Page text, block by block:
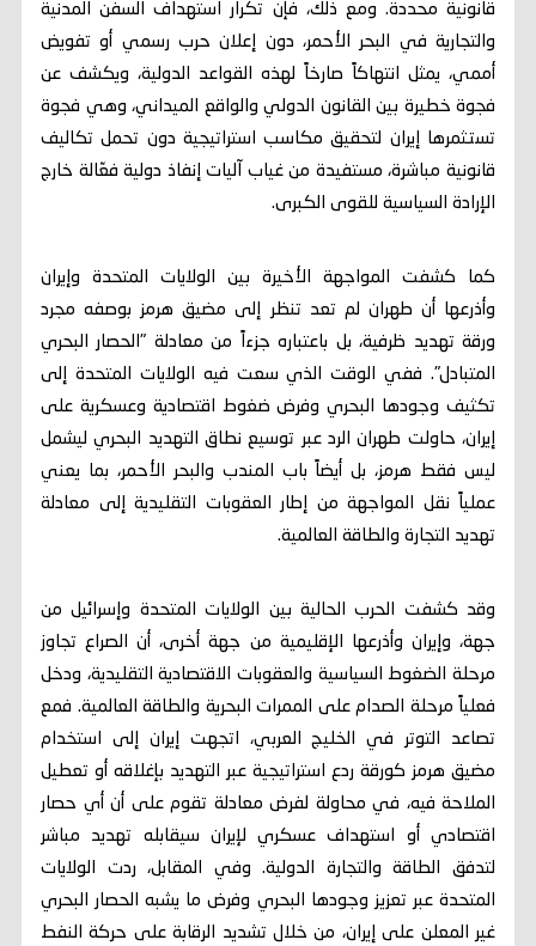
قانونية محددة. ومع ذلك، فإن تكرار استهداف السفن المدنية
والتجارية في البحر الأحمر، دون إعلان حرب رسمي أو تفويض
أممي، يمثل انتهاكاً صارخاً لهذه القواعد الدولية، ويكشف عن
فجوة خطيرة بين القانون الدولي والواقع الميداني، وهي فجوة
تستثمرها إيران لتحقيق مكاسب استراتيجية دون تحمل تكاليف
قانونية مباشرة، مستفيدة من غياب آليات إنفاذ دولية فعّالة خارج
الإرادة السياسية للقوى الكبرى.
كما كشفت المواجهة الأخيرة بين الولايات المتحدة وإيران
وأذرعها أن طهران لم تعد تنظر إلى مضيق هرمز بوصفه مجرد
ورقة تهديد ظرفية، بل باعتباره جزءاً من معادلة "الحصار البحري
المتبادل". ففي الوقت الذي سعت فيه الولايات المتحدة إلى
تكثيف وجودها البحري وفرض ضغوط اقتصادية وعسكرية على
إيران، حاولت طهران الرد عبر توسيع نطاق التهديد البحري ليشمل
ليس فقط هرمز، بل أيضاً باب المندب والبحر الأحمر، بما يعني
عملياً نقل المواجهة من إطار العقوبات التقليدية إلى معادلة
تهديد التجارة والطاقة العالمية.
وقد كشفت الحرب الحالية بين الولايات المتحدة وإسرائيل من
جهة، وإيران وأذرعها الإقليمية من جهة أخرى، أن الصراع تجاوز
مرحلة الضغوط السياسية والعقوبات الاقتصادية التقليدية، ودخل
فعلياً مرحلة الصدام على الممرات البحرية والطاقة العالمية. فمع
تصاعد التوتر في الخليج العربي، اتجهت إيران إلى استخدام
مضيق هرمز كورقة ردع استراتيجية عبر التهديد بإغلاقه أو تعطيل
الملاحة فيه، في محاولة لفرض معادلة تقوم على أن أي حصار
اقتصادي أو استهداف عسكري لإيران سيقابله تهديد مباشر
لتدفق الطاقة والتجارة الدولية. وفي المقابل، ردت الولايات
المتحدة عبر تعزيز وجودها البحري وفرض ما يشبه الحصار البحري
غير المعلن على إيران، من خلال تشديد الرقابة على حركة النفط